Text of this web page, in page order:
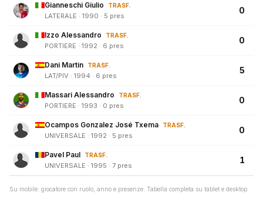
Gianneschi Giulio TRASF.
LATERALE · 1990 · 5 pres
0
Izzo Alessandro TRASF.
PORTIERE · 1992 · 6 pres
0
Dani Martin TRASF.
LAT/PIV · 1994 · 6 pres
5
Massari Alessandro TRASF.
PORTIERE · 1993 · 0 pres
0
Ocampos Gonzalez José Txema TRASF.
UNIVERSALE · 1992 · 5 pres
0
Pavel Paul TRASF.
UNIVERSALE · 1995 · 7 pres
1
Su mobile: giocatore con ruolo, anno e presenze. Tabella completa su tablet e desktop.